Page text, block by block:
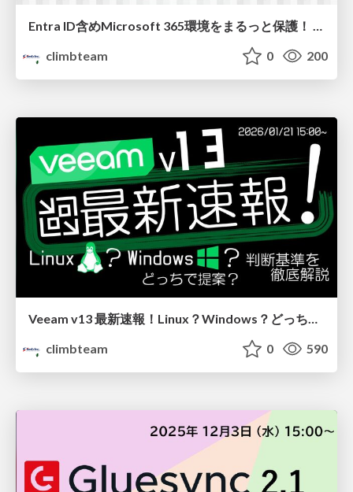
climbteam
0 200
Veeam v13 最新速報！Linux？Windows？どっちで提案？判断基準を徹底解説
climbteam
0 590